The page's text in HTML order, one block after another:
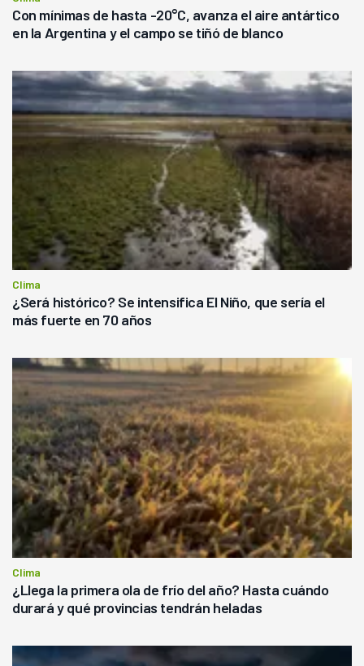
Con mínimas de hasta -20°C, avanza el aire antártico
en la Argentina y el campo se tiñó de blanco
Clima
¿Será histórico? Se intensifica El Niño, que sería el
más fuerte en 70 años
Clima
¿Llega la primera ola de frío del año? Hasta cuándo
durará y qué provincias tendrán heladas